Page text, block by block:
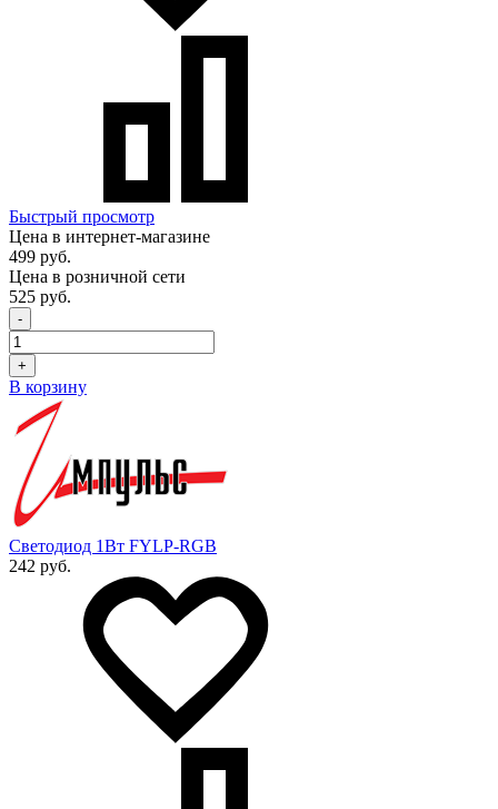
Быстрый просмотр
Цена в интернет-магазине
499 руб.
Цена в розничной сети
525 руб.
-
+
В корзину
Светодиод 1Вт FYLP-RGB
242 руб.